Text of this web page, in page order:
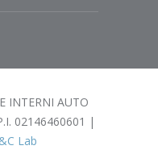
INTERNI AUTO
02146460601 |
Lab